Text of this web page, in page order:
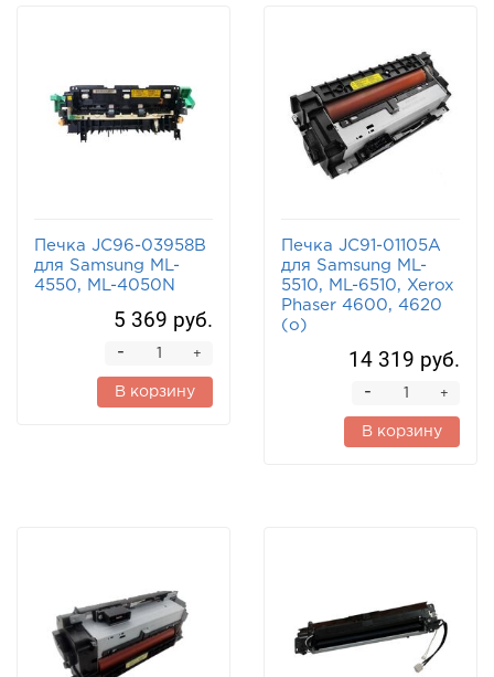
Печка JC96-03958B
для Samsung ML-
4550, ML-4050N
5 369 руб.
+
-
В корзину
Печка JC91-01105A
для Samsung ML-
5510, ML-6510, Xerox
Phaser 4600, 4620
(o)
14 319 руб.
+
-
В корзину